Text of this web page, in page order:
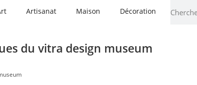
Artisanat Maison Décoration
du vitra design museum